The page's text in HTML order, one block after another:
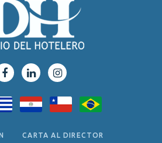
CARTA AL DIRECTOR